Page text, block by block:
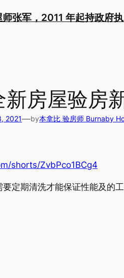
张军，2011 年起持政府
房屋验房
2021—by本拿比 验房师 Burnaby
shorts/ZvbPco1BCg4
定期清洗才能保证性能及的工